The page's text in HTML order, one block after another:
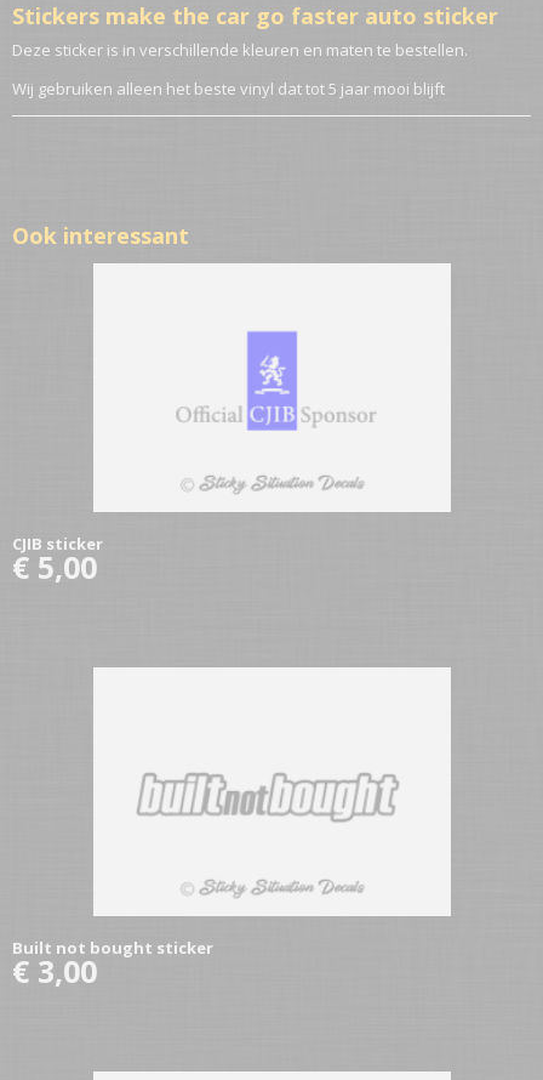
Stickers make the car go faster auto sticker
Deze sticker is in verschillende kleuren en maten te bestellen.
Wij gebruiken alleen het beste vinyl dat tot 5 jaar mooi blijft
Ook interessant
CJIB sticker
€ 5,00
Built not bought sticker
€ 3,00